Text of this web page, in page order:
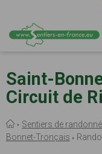
au
contenu
principal
Saint-
Circuit de
Fil
d'Ariane
Sentiers de
Bonnet-Tronçais